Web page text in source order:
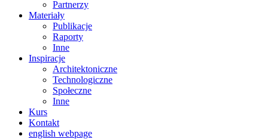
Partnerzy
Materiały
Publikacje
Raporty
Inne
Inspiracje
Architektoniczne
Technologiczne
Społeczne
Inne
Kurs
Kontakt
english webpage